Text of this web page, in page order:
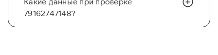
79162747148?